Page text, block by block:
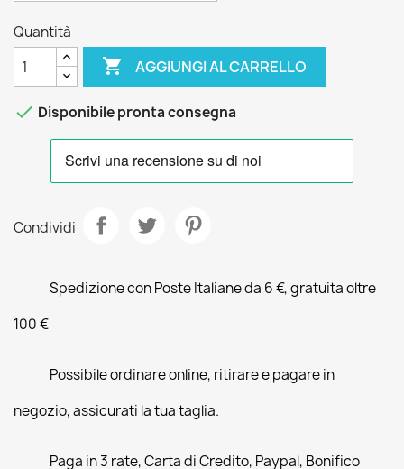
Quantità
 AGGIUNGI AL CARRELLO
 Disponibile pronta consegna
Condividi
Spedizione con Poste Italiane da 6 €, gratuita oltre
100 €
Possibile ordinare online, ritirare e pagare in
negozio, assicurati la tua taglia.
Paga in 3 rate, Carta di Credito, Paypal, Bonifico